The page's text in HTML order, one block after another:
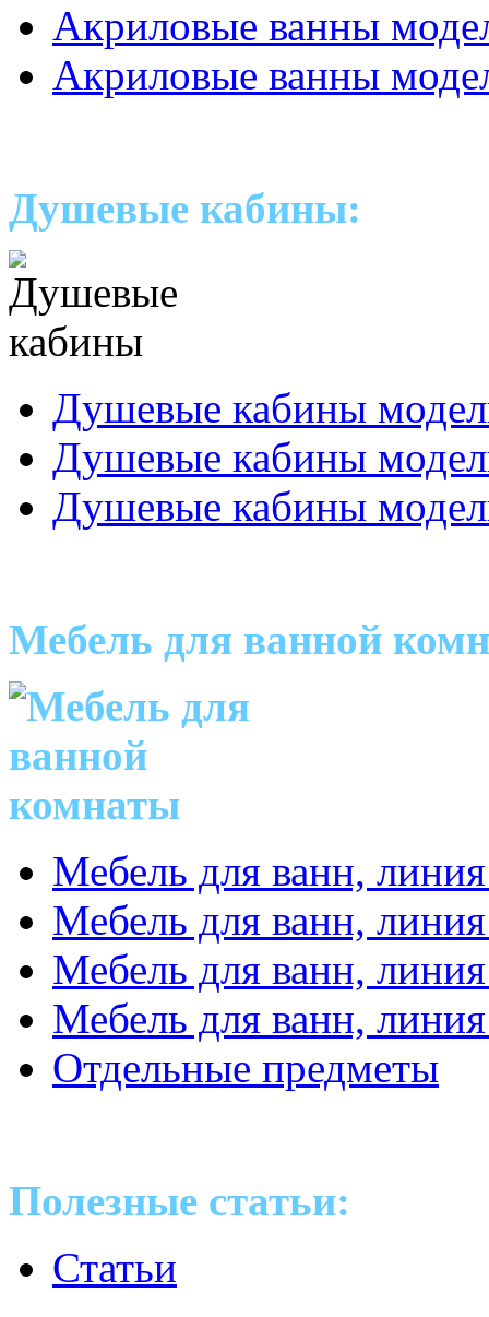
Акриловые ванны
Акриловые ванны
Душевые кабины:
Душевые кабины
Душевые кабины
Душевые кабины
Мебель для ванной
Мебель для ванн,
Мебель для ванн,
Мебель для ванн,
Мебель для ванн,
Отдельные предметы
Полезные статьи:
Статьи